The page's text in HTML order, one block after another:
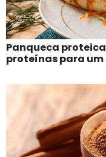
Panqueca
proteínas para